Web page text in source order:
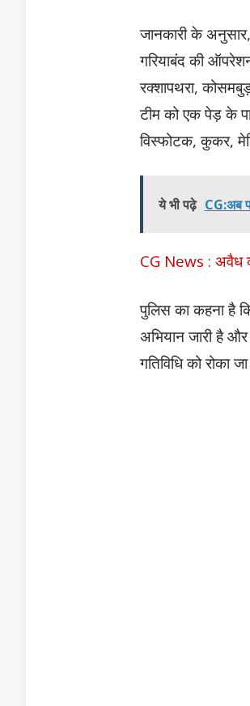
जानकारी के
गरियाबंद की
रक्शापथरा,
टीम को एक पेड़ के
विस्फोटक, कुकर,
ये भी पढ़े CG:अब
CG News : अवैध
पुलिस का कहना है
अभियान जारी है
गतिविधि को रोका